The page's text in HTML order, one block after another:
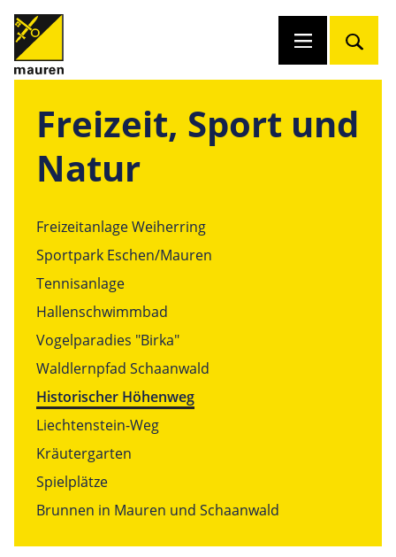
Freizeit, Sport und
Natur
Freizeitanlage Weiherring
Sportpark Eschen/Mauren
Tennisanlage
Hallenschwimmbad
Vogelparadies "Birka"
Waldlernpfad Schaanwald
Historischer Höhenweg
Liechtenstein-Weg
Kräutergarten
Spielplätze
Brunnen in Mauren und Schaanwald